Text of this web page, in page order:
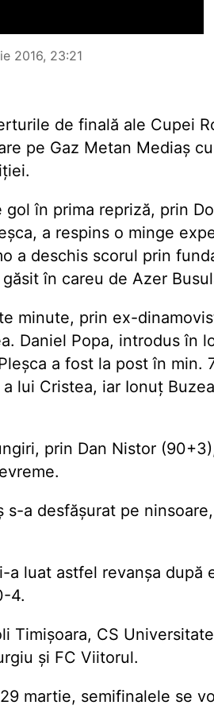
2016, 23:21
de finală ale Cupei
pe Gaz Metan Mediaș
în prima repriză, prin
a respins o minge
a deschis scorul prin
în careu de Azer
minute, prin ex-
Daniel Popa, introdus în
a fost la post în min.
lui Cristea, iar Ionuț
prin Dan Nistor
s-a desfășurat pe
a luat astfel revanșa după
4.
Timișoara, CS
și FC Viitorul.
martie, semifinalele se